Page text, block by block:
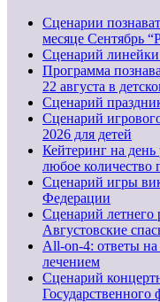
Сценарии
месяце Сентябрь
Cценарий линейки
Программа
22 августа в
Сценарий
Сценарий
2026 для детей
Кейтеринг на
любое количество
Сценарий игры
Федерации
Сценарий летнего
Августовские
All-on-4: ответы
лечением
Сценарий
Государственного